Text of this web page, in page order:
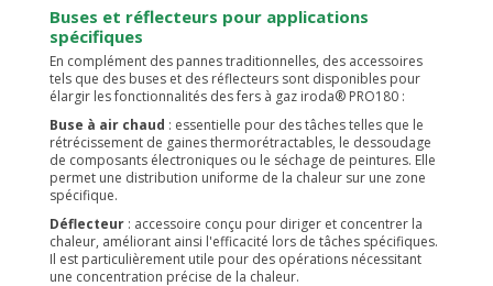
Buses et réflecteurs pour applications
spécifiques
En complément des pannes traditionnelles, des accessoires
tels que des buses et des réflecteurs sont disponibles pour
élargir les fonctionnalités des fers à gaz iroda® PRO180 :
Buse à air chaud : essentielle pour des tâches telles que le
rétrécissement de gaines thermorétractables, le dessoudage
de composants électroniques ou le séchage de peintures. Elle
permet une distribution uniforme de la chaleur sur une zone
spécifique.
Déflecteur : accessoire conçu pour diriger et concentrer la
chaleur, améliorant ainsi l'efficacité lors de tâches spécifiques.
Il est particulièrement utile pour des opérations nécessitant
une concentration précise de la chaleur.